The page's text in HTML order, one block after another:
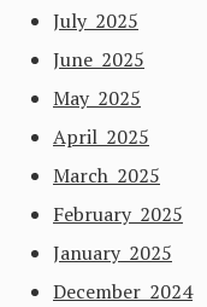
July 2025
June 2025
May 2025
April 2025
March 2025
February 2025
January 2025
December 2024